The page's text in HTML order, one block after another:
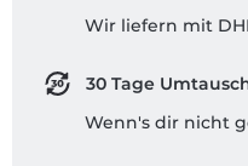
Wir liefern mit
30 Tage
Wenn's dir nicht